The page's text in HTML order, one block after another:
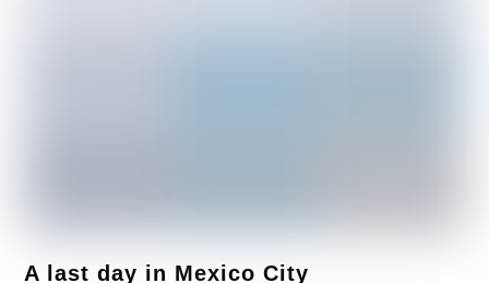
A last day in Mexico City